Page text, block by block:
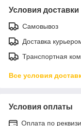
Условия доставки
Самовывоз
Доставка
Транспортная
Все условия
Условия оплаты
Оплата по